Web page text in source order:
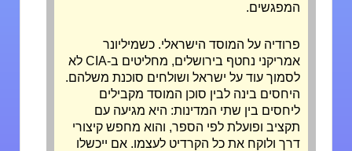
המפגשים.
פרודיה על המוסד הישראלי. כשמיליונר
אמריקני נחטף בירושלים, מחליטים ב-CIA לא
לסמוך עוד על ישראל ושולחים סוכנת משלהם.
היחסים בינה לבין סוכן המוסד מקבילים
ליחסים בין שתי המדינות: היא מגיעה עם
תקציב ופועלת לפי הספר, והוא מחפש קיצורי
דרך ולוקח את כל הקרדיט לעצמו. אם ייכשלו